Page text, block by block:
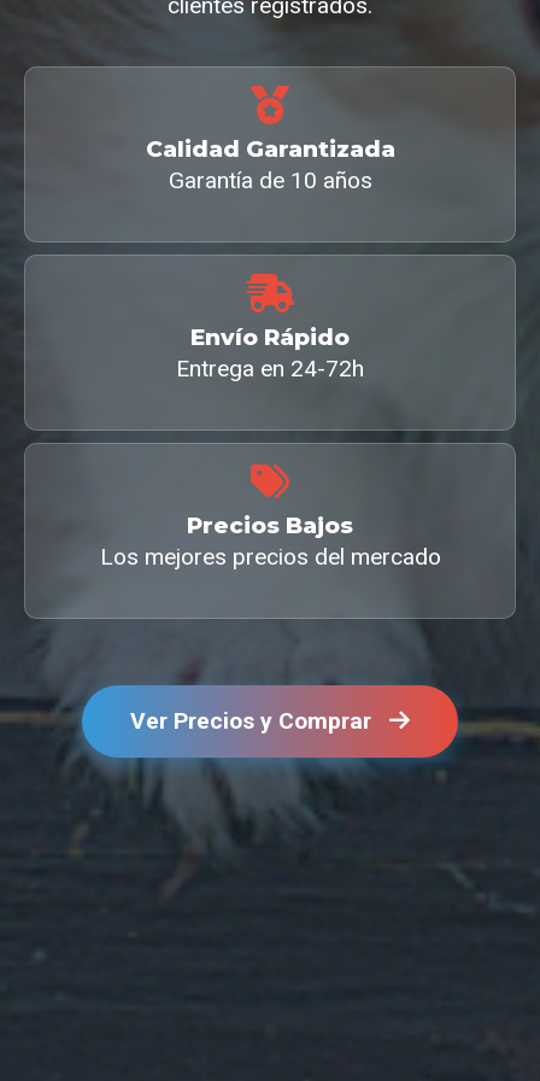
clientes registrados.
Calidad Garantizada
Garantía de 10 años
Envío Rápido
Entrega en 24-72h
Precios Bajos
Los mejores precios del mercado
Ver Precios y Comprar